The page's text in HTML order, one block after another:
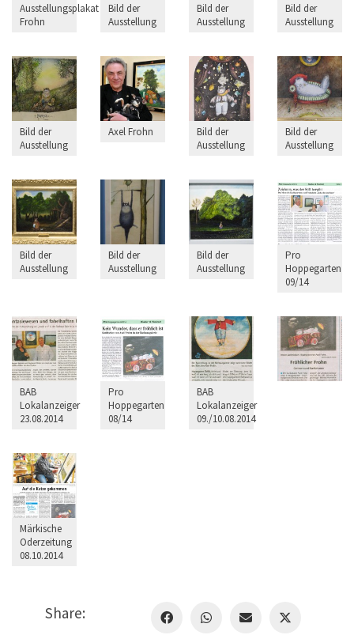
Ausstellungsplakat
Frohn
Bild der
Ausstellung
Bild der
Ausstellung
Bild der
Ausstellung
Bild der
Ausstellung
Axel Frohn
Bild der
Ausstellung
Bild der
Ausstellung
Bild der
Ausstellung
Bild der
Ausstellung
Bild der
Ausstellung
Pro
Hoppegarten
09/14
BAB
Lokalanzeiger
23.08.2014
Pro
Hoppegarten
08/14
BAB
Lokalanzeiger
09./10.08.2014
Märkische
Oderzeitung
08.10.2014
Share: